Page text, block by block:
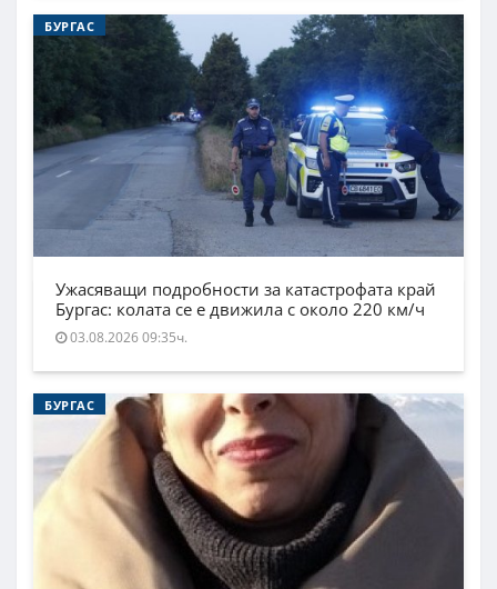
БУРГАС
Ужасяващи подробности за катастрофата край
Бургас: колата се е движила с около 220 км/ч
03.08.2026 09:35ч.
БУРГАС